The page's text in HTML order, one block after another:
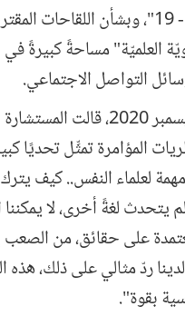
لمرض "كوفيد - 19"، وبشأن اللقاحات
العلميّة" مساحةً كبيرةً في
التواصل الاجتماعي.
في منتصف ديسمبر 2020، قالت
المؤامرة تمثِّل تحديًا كبيرًا
لعلماء النفس.. كيف يترك
يتحدث لغةً أخرى، لا
على حقائق، من
ردّ مثالي على ذلك،
بقوة".